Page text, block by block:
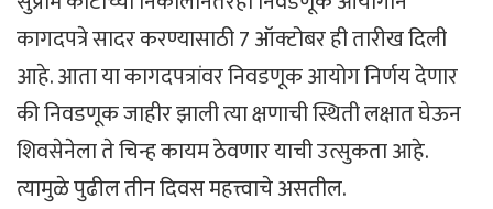
कागदपत्रे सादर करण्यासाठी 7 ऑक्टोबर ही तारीख दिली
आहे. आता या कागदपत्रांवर निवडणूक आयोग निर्णय देणार
की निवडणूक जाहीर झाली त्या क्षणाची स्थिती लक्षात घेऊन
शिवसेनेला ते चिन्ह कायम ठेवणार याची उत्सुकता आहे.
त्यामुळे पुढील तीन दिवस महत्त्वाचे असतील.